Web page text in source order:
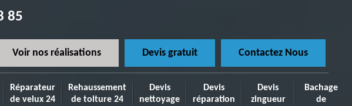
85
Voir nos réalisations Devis gratuit Contactez Nous
Réparateur
de velux 24
Rehaussement
de toiture 24
Devis
nettoyage
Devis
réparation
Devis
zingueur
Bachage
de